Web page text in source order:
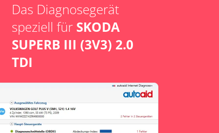
Das Diagnosegerät
speziell für SKODA
SUPERB III (3V3) 2.0
TDI